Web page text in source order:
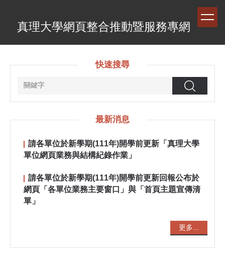
真理大學網頁整合推動暨服務專網
快速搜尋
搜尋
最新消息
請各單位於新學期(111年)開學前更新「真理大學
單位網頁業務與結構紀錄作業」
請各單位於新學期(111年)開學前更新回報公布於
網頁「各單位業務主要窗口」與「首頁主題宣傳清
單」
更多...